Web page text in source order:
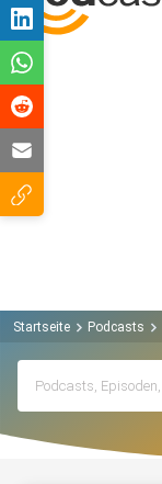
Startseite Podcasts